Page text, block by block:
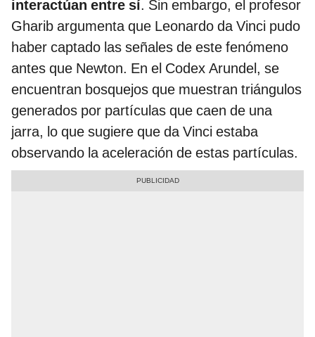
interactúan entre sí. Sin embargo, el profesor
Gharib argumenta que Leonardo da Vinci pudo
haber captado las señales de este fenómeno
antes que Newton. En el Codex Arundel, se
encuentran bosquejos que muestran triángulos
generados por partículas que caen de una
jarra, lo que sugiere que da Vinci estaba
observando la aceleración de estas partículas.